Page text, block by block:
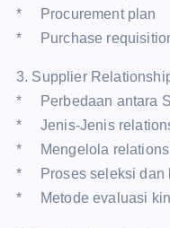
* Procurement plan
* Purchase
3. Supplier
* Perbedaan antara
* Jenis-Jenis
* Mengelola
* Proses seleksi dan
* Metode evaluasi